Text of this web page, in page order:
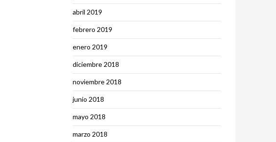
abril 2019
febrero 2019
enero 2019
diciembre 2018
noviembre 2018
junio 2018
mayo 2018
marzo 2018